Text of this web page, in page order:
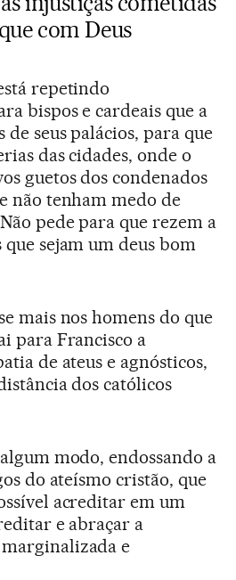
com Deus
repetindo
bispos e cardeais que a
seus palácios, para que
das cidades, onde o
guetos dos condenados
não tenham medo de
pede para que rezem a
que sejam um deus bom
mais nos homens do que
para Francisco a
de ateus e agnósticos,
dos católicos
modo, endossando a
do ateísmo cristão, que
acreditar em um
e abraçar a
e